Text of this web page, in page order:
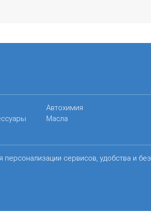
Автохимия
Масла
сервисов, удобства и